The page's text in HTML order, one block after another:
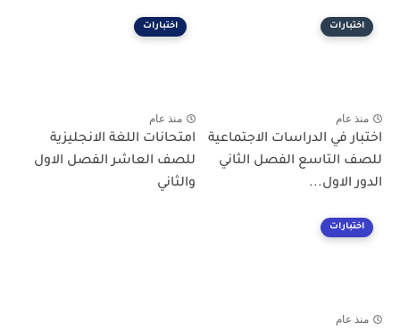
اختبارات
منذ عام
اختبار في الدراسات الاجتماعية
للصف التاسع الفصل الثاني
الدور الاول...
اختبارات
منذ عام
امتحانات اللغة الانجليزية
للصف العاشر الفصل الاول
والثاني
اختبارات
منذ عام